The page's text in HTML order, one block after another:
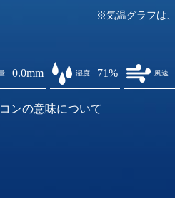
※気温グラフは
0.0mm 湿度 71% 風速
ンの意味について